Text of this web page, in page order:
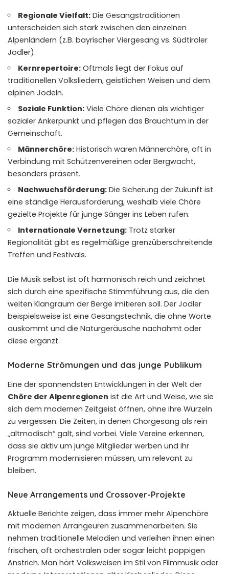
Regionale Vielfalt: Die Gesangstraditionen
unterscheiden sich stark zwischen den einzelnen
Alpenländern (z.B. bayrischer Viergesang vs. Südtiroler
Jodler).
Kernrepertoire: Oftmals liegt der Fokus auf
traditionellen Volksliedern, geistlichen Weisen und dem
alpinen Jodeln.
Soziale Funktion: Viele Chöre dienen als wichtiger
sozialer Ankerpunkt und pflegen das Brauchtum in der
Gemeinschaft.
Männerchöre: Historisch waren Männerchöre, oft in
Verbindung mit Schützenvereinen oder Bergwacht,
besonders präsent.
Nachwuchsförderung: Die Sicherung der Zukunft ist
eine ständige Herausforderung, weshalb viele Chöre
gezielte Projekte für junge Sänger ins Leben rufen.
Internationale Vernetzung: Trotz starker
Regionalität gibt es regelmäßige grenzüberschreitende
Treffen und Festivals.
Die Musik selbst ist oft harmonisch reich und zeichnet
sich durch eine spezifische Stimmführung aus, die den
weiten Klangraum der Berge imitieren soll. Der Jodler
beispielsweise ist eine Gesangstechnik, die ohne Worte
auskommt und die Naturgeräusche nachahmt oder
diese ergänzt.
Moderne Strömungen und das junge Publikum
Eine der spannendsten Entwicklungen in der Welt der
Chöre der Alpenregionen ist die Art und Weise, wie sie
sich dem modernen Zeitgeist öffnen, ohne ihre Wurzeln
zu vergessen. Die Zeiten, in denen Chorgesang als rein
„altmodisch“ galt, sind vorbei. Viele Vereine erkennen,
dass sie aktiv um junge Mitglieder werben und ihr
Programm modernisieren müssen, um relevant zu
bleiben.
Neue Arrangements und Crossover-Projekte
Aktuelle Berichte zeigen, dass immer mehr Alpenchöre
mit modernen Arrangeuren zusammenarbeiten. Sie
nehmen traditionelle Melodien und verleihen ihnen einen
frischen, oft orchestralen oder sogar leicht poppigen
Anstrich. Man hört Volksweisen im Stil von Filmmusik oder